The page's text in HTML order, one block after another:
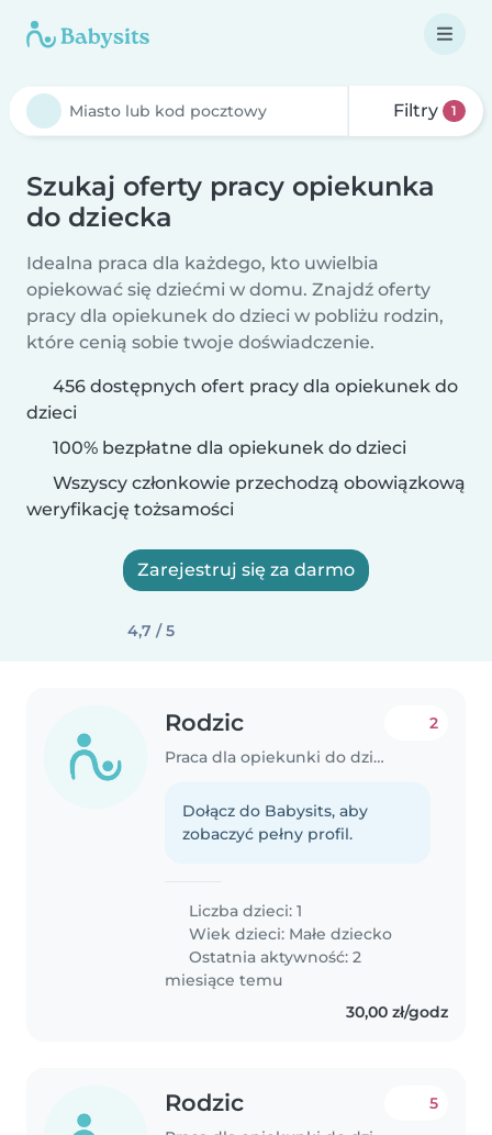
Filtry 1
Szukaj oferty pracy opiekunka
do dziecka
Idealna praca dla każdego, kto uwielbia
opiekować się dziećmi w domu. Znajdź oferty
pracy dla opiekunek do dzieci w pobliżu rodzin,
które cenią sobie twoje doświadczenie.
456 dostępnych ofert pracy dla opiekunek do
dzieci
100% bezpłatne dla opiekunek do dzieci
Wszyscy członkowie przechodzą obowiązkową
weryfikację tożsamości
Zarejestruj się za darmo
4,7 / 5
Rodzic
Praca dla opiekunki do dziecka w Tychy
2
Dołącz do Babysits, aby
zobaczyć pełny profil.
Liczba dzieci: 1
Wiek dzieci: Małe dziecko
Ostatnia aktywność: 2
miesiące temu
30,00 zł/godz
Rodzic 5